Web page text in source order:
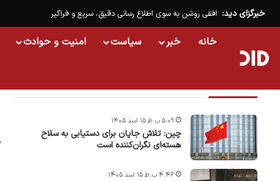
خبرگزای دید: افقی روشن به سوی اطلاع رسانی دقیق، سریع و فراگیر
خانه خبر سیاست امنیت و حوادث
چین: تلاش جاپان برای دستیابی به سلاح
هسته‌ای نگران‌کننده است
۵:۰۹ ب.ظ ۱۵ اسد ۱۴۰۵
۴:۴۶ ب.ظ ۱۵ اسد ۱۴۰۵